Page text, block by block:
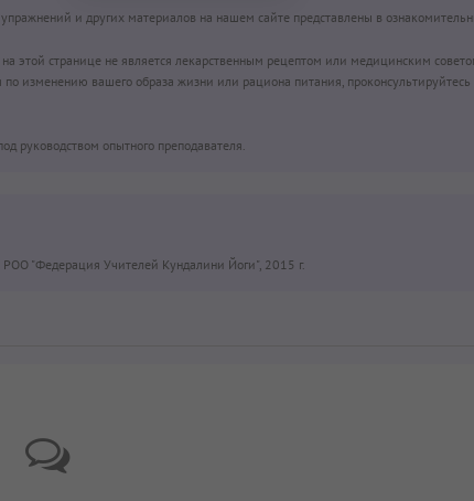
и других материалов на нашем сайте представлены в
этой странице не является лекарственным рецептом или медицинским
изменению вашего образа жизни или рациона питания, проконсультируйтесь
руководством опытного преподавателя.
"Федерация Учителей Кундалини Йоги", 2015 г.